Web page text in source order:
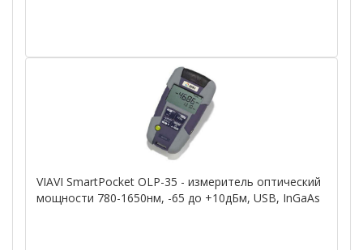
VIAVI SmartPocket OLP-35 - измеритель оптический
мощности 780-1650нм, -65 до +10дБм, USB, InGaAs